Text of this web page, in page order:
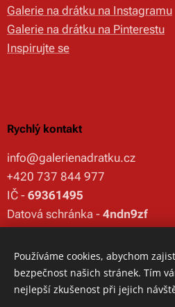
Galerie na drátku na Instagramu
Galerie na drátku na Pinterestu
Inspirujte se
Rychlý kontakt
info@galerienadratku.cz
+420 737 844 977
IČ - 69361495
Datová schránka - 4ndn9zf
© 2026 Galerie na
Používáme cookies, abychom
bezpečnost našich stránek. Tím
nejlepší zkušenost při jejich